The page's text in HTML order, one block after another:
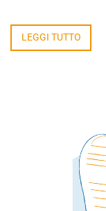
LEGGI TUTTO